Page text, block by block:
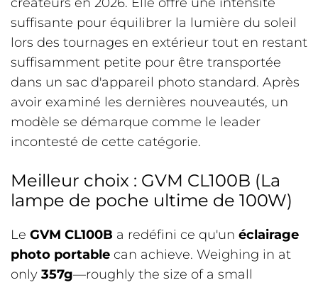
suffisante pour équilibrer la lumière du soleil
lors des tournages en extérieur tout en restant
suffisamment petite pour être transportée
dans un sac d'appareil photo standard. Après
avoir examiné les dernières nouveautés, un
modèle se démarque comme le leader
incontesté de cette catégorie.
Meilleur choix : GVM CL100B (La
lampe de poche ultime de 100W)
Le GVM CL100B a redéfini ce qu'un éclairage
photo portable can achieve. Weighing in at
only 357g—roughly the size of a small